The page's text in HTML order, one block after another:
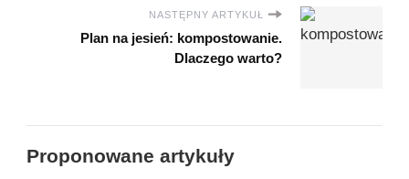
NASTĘPNY ARTYKUŁ
Plan na jesień: kompostowanie.
Dlaczego warto?
Proponowane artykuły